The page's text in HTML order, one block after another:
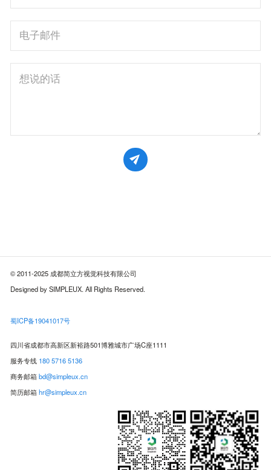
© 2011-2025 成都简立方视觉科技有限公司
Designed by SIMPLEUX. All Rights Reserved.
蜀ICP备19041017号
四川省成都市高新区新裕路501博雅城市广场C座1111
服务专线 180 5716 5136
商务邮箱bd@simpleux.cn
简历邮箱hr@simpleux.cn